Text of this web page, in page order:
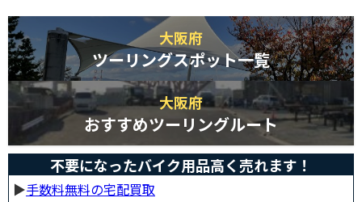
大阪府
ツーリングスポット一覧
大阪府
おすすめツーリングルート
不要になったバイク用品高く売れます！
▶︎手数料無料の宅配買取